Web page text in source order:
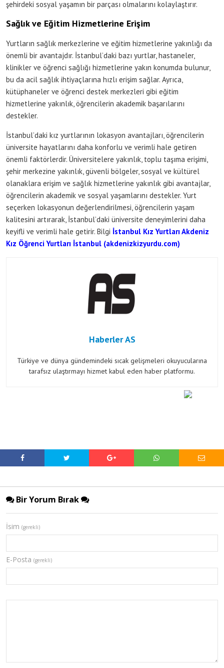
şehirdeki sosyal yaşamın bir parçası olmalarını kolaylaştırır.
Sağlık ve Eğitim Hizmetlerine Erişim
Yurtların sağlık merkezlerine ve eğitim hizmetlerine yakınlığı da
önemli bir avantajdır. İstanbul’daki bazı yurtlar, hastaneler,
klinikler ve öğrenci sağlığı hizmetlerine yakın konumda bulunur,
bu da acil sağlık ihtiyaçlarına hızlı erişim sağlar. Ayrıca,
kütüphaneler ve öğrenci destek merkezleri gibi eğitim
hizmetlerine yakınlık, öğrencilerin akademik başarılarını
destekler.
İstanbul’daki kız yurtlarının lokasyon avantajları, öğrencilerin
üniversite hayatlarını daha konforlu ve verimli hale getiren
önemli faktörlerdir. Üniversitelere yakınlık, toplu taşıma erişimi,
şehir merkezine yakınlık, güvenli bölgeler, sosyal ve kültürel
olanaklara erişim ve sağlık hizmetlerine yakınlık gibi avantajlar,
öğrencilerin akademik ve sosyal yaşamlarını destekler. Yurt
seçerken lokasyonun değerlendirilmesi, öğrencilerin yaşam
kalitesini artırarak, İstanbul’daki üniversite deneyimlerini daha
keyifli ve verimli hale getirir. Bilgi İstanbul Kız Yurtları Akdeniz
Kız Öğrenci Yurtları İstanbul (akdenizkizyurdu.com)
Haberler AS
Türkiye ve dünya gündemindeki sıcak gelişmeleri okuyucularına
tarafsız ulaştırmayı hizmet kabul eden haber platformu.
Bir Yorum Bırak
İsim (gerekli)
E-Posta (gerekli)